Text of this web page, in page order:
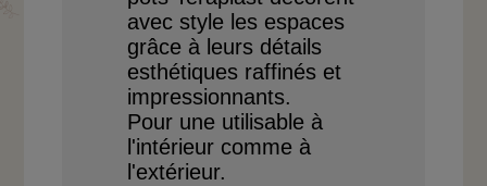
avec style les espaces
grâce à leurs détails
esthétiques raffinés et
impressionnants.
Pour une utilisable à
l'intérieur comme à
l'extérieur.